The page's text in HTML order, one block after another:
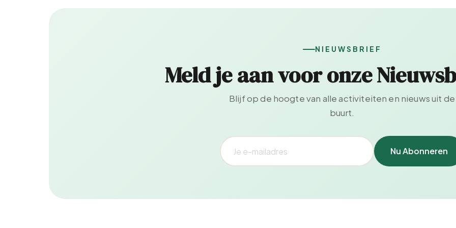
NIEUWSBRIEF
Meld je aan voor onze
Blijf op de hoogte van alle activiteiten en nieuws uit de
buurt.
Nu Abonneren